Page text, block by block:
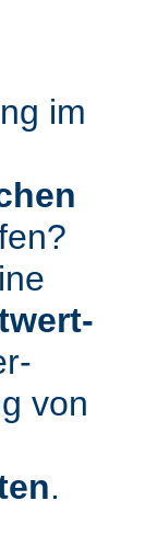
im
von
.